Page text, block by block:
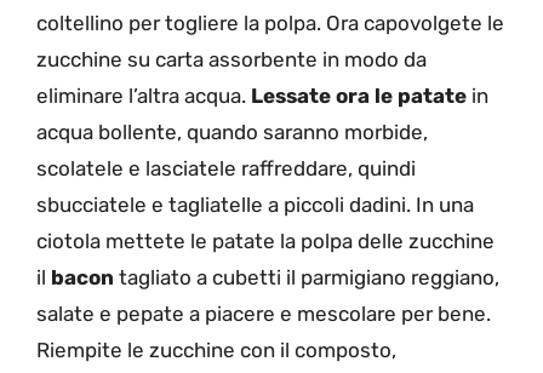
coltellino per togliere la polpa. Ora capovolgete le
zucchine su carta assorbente in modo da
eliminare l’altra acqua. Lessate ora le patate in
acqua bollente, quando saranno morbide,
scolatele e lasciatele raffreddare, quindi
sbucciatele e tagliatelle a piccoli dadini. In una
ciotola mettete le patate la polpa delle zucchine
il bacon tagliato a cubetti il parmigiano reggiano,
salate e pepate a piacere e mescolare per bene.
Riempite le zucchine con il composto,